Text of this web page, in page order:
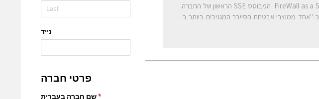
Networking Central ואת הפתרון הייחודי FireWall as a Service המבוסס SSE הראשון של החברה.
כ-"אחד ממוצרי אבטחת הסייבר המגניבים ביותר ב-